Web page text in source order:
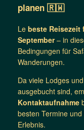
planen 🇷🇼
Le beste Reisezeit
September– in
Bedingungen für
Wanderungen.
Da viele Lodges
ausgebucht sind,
Kontaktaufnahme
besten Termine
Erlebnis.